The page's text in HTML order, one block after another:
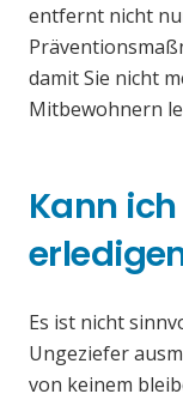
entfernt nicht
damit Sie nicht
Mitbewohnern
Kann
Es ist nicht
Ungeziefer
von keinem